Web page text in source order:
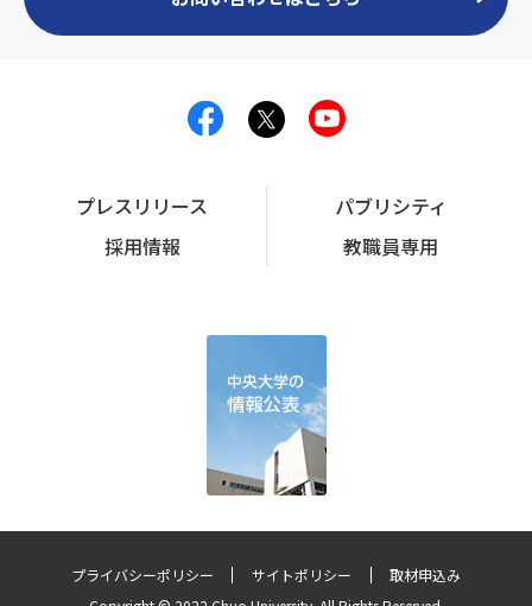
プレスリリース
パブリシティ
採用情報
教職員専用
プライバシーポリシー サイトポリシー
取材申込み